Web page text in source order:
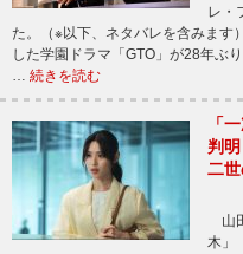
レ・
た。（※以下、ネタバレを含みま
した学園ドラマ「GTO」が28年ぶ
… 続きを読む
「
判
二世
山
木」